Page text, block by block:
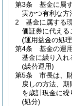
第3条
基金に属
実かつ有利な方
2
基金に属する
価証券に代える
(運用益金の処
第4条
基金の運
基金に繰り入れ
(繰替運用)
第5条
市長は、
戻しの方法、
を歳計現金に繰
(処分)